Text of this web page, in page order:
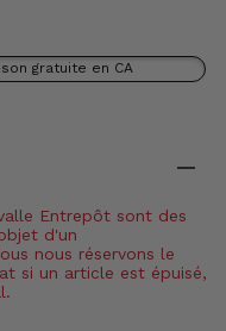
gratuite en CA
Entrepôt sont des
d'un
nous réservons le
si un article est épuisé,